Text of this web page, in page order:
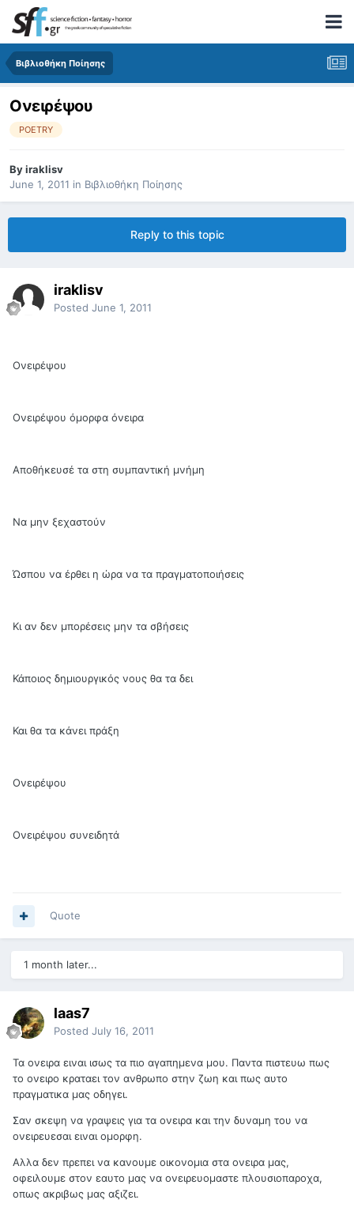
Βιβλιοθήκη Ποίησης
Ονειρέψου
POETRY
Byiraklisv
June 1, 2011 in Βιβλιοθήκη Ποίησης
Reply to this topic
iraklisv
Posted June 1, 2011
Ονειρέψου
Ονειρέψου όμορφα όνειρα
Αποθήκευσέ τα στη συμπαντική μνήμη
Να μην ξεχαστούν
Ώσπου να έρθει η ώρα να τα πραγματοποιήσεις
Κι αν δεν μπορέσεις μην τα σβήσεις
Κάποιος δημιουργικός νους θα τα δει
Και θα τα κάνει πράξη
Ονειρέψου
Ονειρέψου συνειδητά
Quote
1 month later...
laas7
Posted July 16, 2011
Τα ονειρα ειναι ισως τα πιο αγαπημενα μου. Παντα πιστευω πως
το ονειρο κραταει τον ανθρωπο στην ζωη και πως αυτο
πραγματικα μας οδηγει.
Σαν σκεψη να γραψεις για τα ονειρα και την δυναμη του να
ονειρευεσαι ειναι ομορφη.
Αλλα δεν πρεπει να κανουμε οικονομια στα ονειρα μας,
οφειλουμε στον εαυτο μας να ονειρευομαστε πλουσιοπαροχα,
οπως ακριβως μας αξιζει.